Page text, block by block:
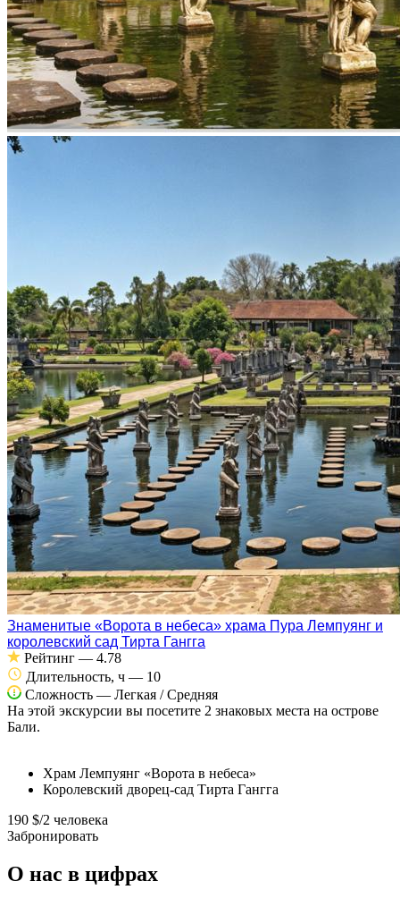
Знаменитые «Ворота в небеса» храма Пура Лемпуянг и
королевский сад Тирта Гангга
Рейтинг — 4.78
Длительность, ч — 10
Сложность — Легкая / Средняя
На этой экскурсии вы посетите 2 знаковых места на острове
Бали.
Храм Лемпуянг «Ворота в небеса»
Королевский дворец-сад Тирта Гангга
190 $/2 человека
Забронировать
О нас в цифрах